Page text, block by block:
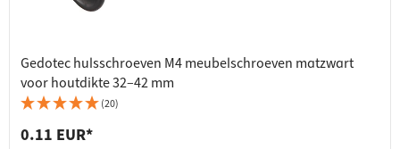
Gedotec hulsschroeven M4 meubelschroeven matzwart
voor houtdikte 32–42 mm
(20)
0.11 EUR*